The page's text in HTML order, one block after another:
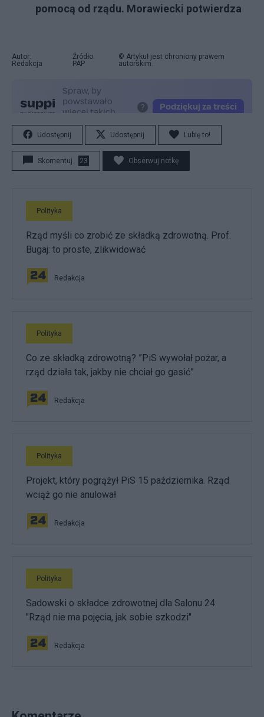
pomocą od rządu. Morawiecki potwierdza
Autor:
Redakcja
Źródło:
PAP
© Artykuł jest chroniony prawem
autorskim.
Udostępnij Udostępnij Lubię to!
Skomentuj 23 Obserwuj notkę
Polityka
Rząd myśli co zrobić ze składką zdrowotną. Prof.
Bugaj: to proste, zlikwidować
Redakcja
Polityka
Co ze składką zdrowotną? ”PiS wywołał pożar, a
rząd działa tak, jakby nie chciał go gasić”
Redakcja
Polityka
Projekt, który pogrążył PiS 15 października. Rząd
wciąż go nie anulował
Redakcja
Polityka
Sadowski o składce zdrowotnej dla Salonu 24.
"Rząd nie ma pojęcia, jak sobie szkodzi"
Redakcja